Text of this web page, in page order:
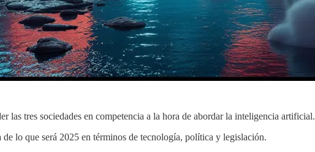
las tres sociedades en competencia a la hora de abordar la inteligencia artificial.
lo que será 2025 en términos de tecnología, política y legislación.